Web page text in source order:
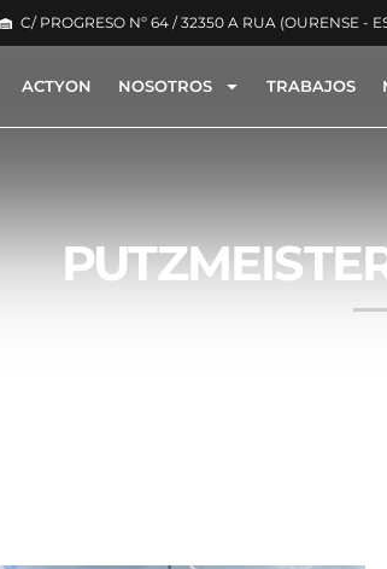
C/ PROGRESO Nº 64 / 32350 A RUA (OURENSE -
ACTYON NOSOTROS TRABAJOS